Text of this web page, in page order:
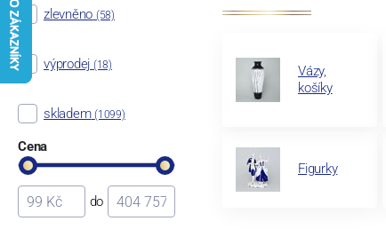
Vázy,
košíky
Figurky
zlevněno (58)
výprodej (18)
skladem (1099)
Cena
do